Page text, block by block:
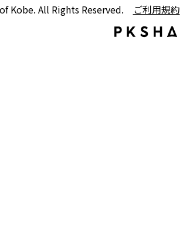
Kobe. All Rights Reserved. ご利用規約